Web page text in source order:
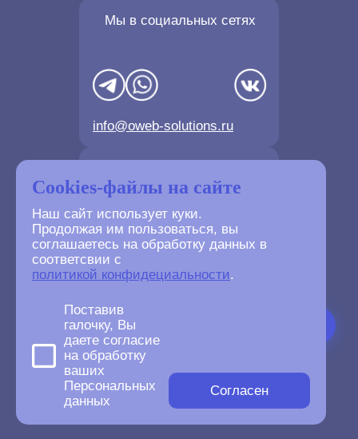
Cookies-файлы на сайте
Наш сайт использует куки.
Продолжая им пользоваться, вы
соглашаетесь на обработку данных в
соответсвии с
политикой конфидециальности.
Поставив
галочку, Вы
даете согласие
на обработку
ваших
Персональных
данных
Согласен
2007-2026
oWeb Solutions.ru.
All right reserved.
Мы в социальных сетях
info@oweb-solutions.ru
+7(4872) 702-730
+7(499) 677-61-84